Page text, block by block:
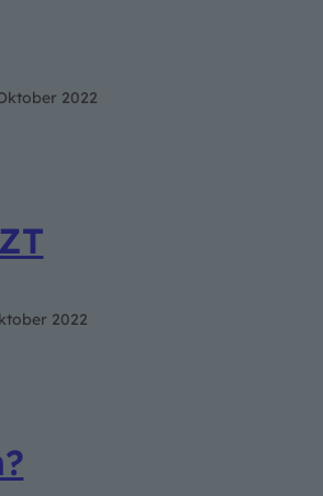
2022
2022